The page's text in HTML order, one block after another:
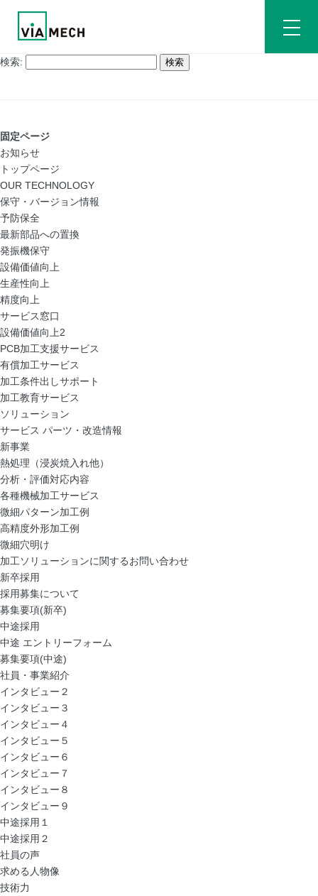
検索:
固定ページ
お知らせ
トップページ
OUR TECHNOLOGY
保守・バージョン情報
予防保全
最新部品への置換
発振機保守
設備価値向上
生産性向上
精度向上
サービス窓口
設備価値向上2
PCB加工支援サービス
有償加工サービス
加工条件出しサポート
加工教育サービス
ソリューション
サービス パーツ・改造情報
新事業
熱処理（浸炭焼入れ他）
分析・評価対応内容
各種機械加工サービス
微細パターン加工例
高精度外形加工例
微細穴明け
加工ソリューションに関するお問い合わせ
新卒採用
採用募集について
募集要項(新卒)
中途採用
中途 エントリーフォーム
募集要項(中途)
社員・事業紹介
インタビュー２
インタビュー３
インタビュー４
インタビュー５
インタビュー６
インタビュー７
インタビュー８
インタビュー９
中途採用１
中途採用２
社員の声
求める人物像
技術力